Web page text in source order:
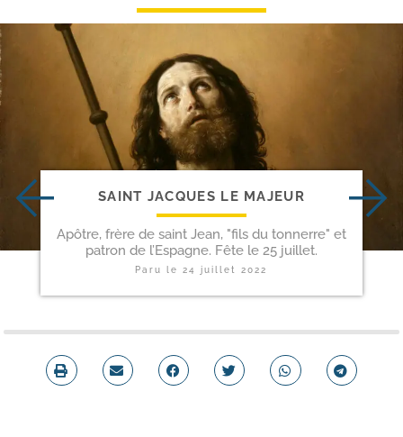
SAINT JACQUES LE MAJEUR
Apôtre, frère de saint Jean, "fils du tonnerre" et
patron de l’Espagne. Fête le 25 juillet.
Paru le24 juillet 2022